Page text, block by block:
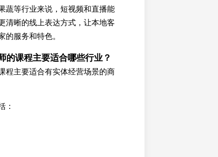
蔬等行业来说，短视频和直播能
清晰的线上表达方式，让本地客
的服务和特色。
的课程主要适合哪些行业？
程主要适合有实体经营场景的商
：